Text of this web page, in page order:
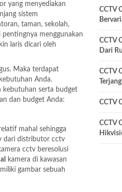
yang menyediakan
sistem
taman, sekolah,
pentingnya menggunakan
laris dicari oleh
Maka terdapat
Anda.
kebutuhan serta budget
dan budget Anda:
mahal sehingga
dari distributor cctv
cctv beresolusi
kamera di kawasan
gambar sebuah
CCTV
CCTV
Dari
CCTV
CCTV
CCTV